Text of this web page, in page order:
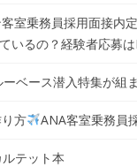
室乗務員採用面接内
いるの？経験者応募は
ベース潜入特集が組
方 ANA客室乗務員
テット本